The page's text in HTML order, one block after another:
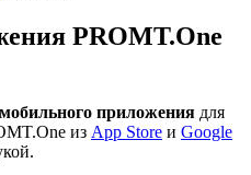
PROMT.One
мобильного приложения для
из App Store и Google